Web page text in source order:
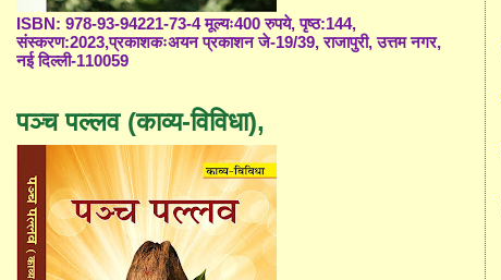
ISBN: 978-93-94221-73-4 मूल्यः400 रुपये, पृष्ठ:144,
संस्करण:2023,प्रकाशकःअयन प्रकाशन जे-19/39, राजापुरी, उत्तम नगर,
नई दिल्ली-110059
पञ्च पल्लव (काव्य-विविधा),